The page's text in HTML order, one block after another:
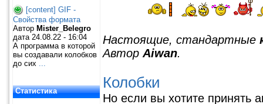
[content] GIF -
Свойства формата
Автор Mister_Belegro
дата 24.08.22 - 16:04
А программа в которой
вы создавали колобков
до сих
Статистика
Настоящие, стандартные
Автор Aiwan.
Колобки
Но если вы хотите принять